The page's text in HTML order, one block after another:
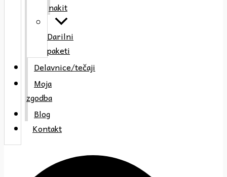
nakit
Darilni
paketi
Delavnice/tečaji
Moja
zgodba
Blog
Kontakt